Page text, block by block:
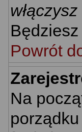
włączysz
Powrót
Na